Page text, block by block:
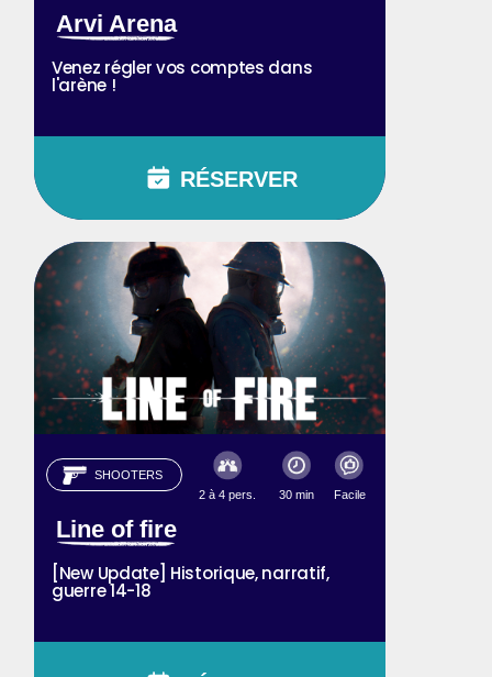
Arvi Arena
Venez régler vos comptes dans
l'arène !
RÉSERVER
SHOOTERS
2 à 4 pers.
30 min Facile
Line of fire
[New Update] Historique, narratif,
guerre 14-18